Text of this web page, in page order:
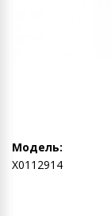
Модель:
Х0112914